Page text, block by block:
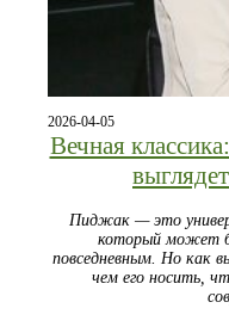
2026-04-05
Вечная
Пиджак — это
который может
повседневным. Но как
чем его носить,